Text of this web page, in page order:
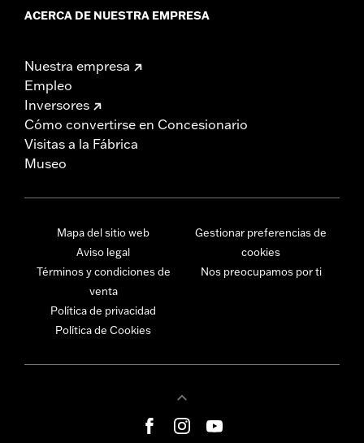
ACERCA DE NUESTRA EMPRESA
Nuestra empresa
Empleo
Inversores
Cómo convertirse en Concesionario
Visitas a la Fábrica
Museo
Mapa del sitio web
Aviso legal
Términos y condiciones de
venta
Política de privacidad
Política de Cookies
Gestionar preferencias de
cookies
Nos preocupamos por ti